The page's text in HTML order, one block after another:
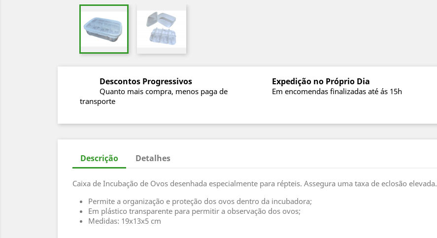
Descontos Progressivos
Quanto mais compra, menos paga de
transporte
Expedição no Próprio Dia
Em encomendas finalizadas até ás 15h
Descrição Detalhes
Caixa de Incubação de Ovos desenhada especialmente para répteis. Assegura uma taxa de eclosão elevada.
Permite a organização e proteção dos ovos dentro da incubadora;
Em plástico transparente para permitir a observação dos ovos;
Medidas: 19x13x5 cm